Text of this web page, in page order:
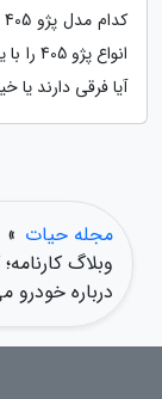
آیا فرقی دارند یا
مجله حیات »
وبلاگ
درباره خودرو